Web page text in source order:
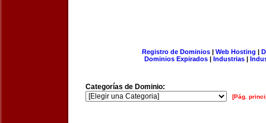
Registro de Dominios| Web Hosting |
Dominios Expirados | Industrias |
Categorías de Dominio:
[Pág.